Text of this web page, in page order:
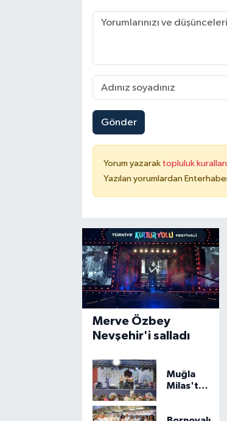
Gönder
Yorum yazarak topluluk
Yazılan yorumlardan
Merve Özbey
Nevşehir'i salladı
Muğla
Milas'ta